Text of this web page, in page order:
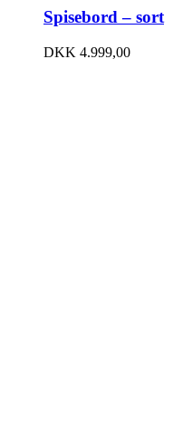
Spisebord – sort
DKK 4.999,00